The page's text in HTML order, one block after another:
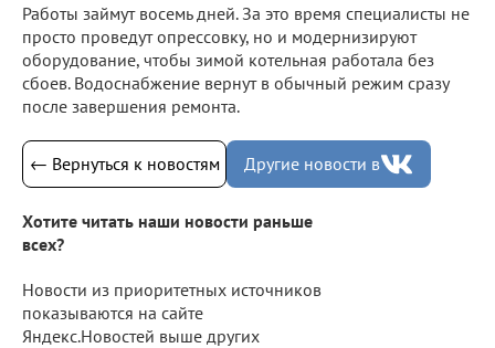
Работы займут восемь дней. За это время специалисты не
просто проведут опрессовку, но и модернизируют
оборудование, чтобы зимой котельная работала без
сбоев. Водоснабжение вернут в обычный режим сразу
после завершения ремонта.
← Вернуться к новостям Другие новости в
Хотите читать наши новости раньше
всех?
Новости из приоритетных источников
показываются на сайте
Яндекс.Новостей выше других